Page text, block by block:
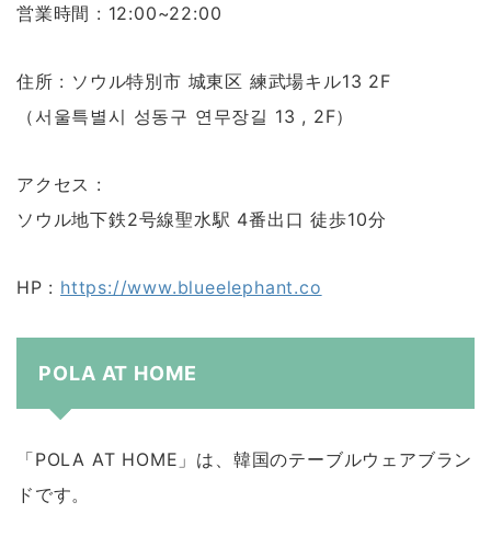
営業時間 : 12:00~22:00
住所 : ソウル特別市 城東区 練武場キル13 2F
（서울특별시 성동구 연무장길 13 , 2F）
アクセス :
ソウル地下鉄2号線聖水駅 4番出口 徒歩10分
HP : https://www.blueelephant.co
POLA AT HOME
「POLA AT HOME」は、韓国のテーブルウェアブラン
ドです。